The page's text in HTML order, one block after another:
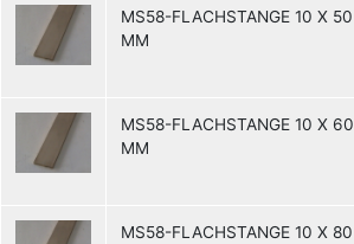
MS58-FLACHSTANGE 10 X 50
MM
MS58-FLACHSTANGE 10 X 60
MM
MS58-FLACHSTANGE 10 X 80